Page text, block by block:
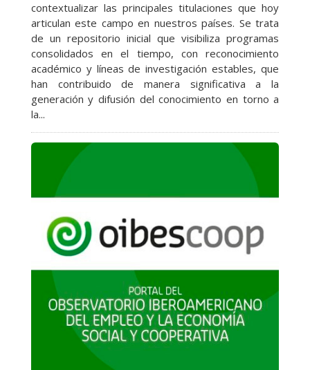
contextualizar las principales titulaciones que hoy
articulan este campo en nuestros países. Se trata
de un repositorio inicial que visibiliza programas
consolidados en el tiempo, con reconocimiento
académico y líneas de investigación estables, que
han contribuido de manera significativa a la
generación y difusión del conocimiento en torno a
la...